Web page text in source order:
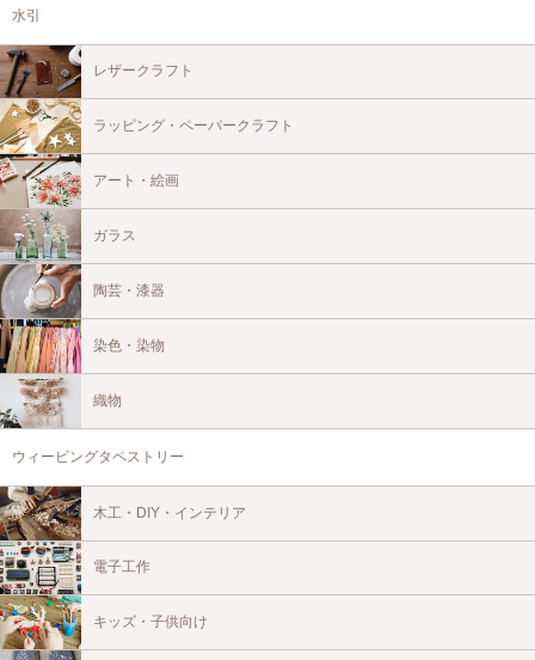
水引
レザークラフト
ラッピング・ペーパークラフト
アート・絵画
ガラス
陶芸・漆器
染色・染物
織物
ウィービングタペストリー
木工・DIY・インテリア
電子工作
キッズ・子供向け